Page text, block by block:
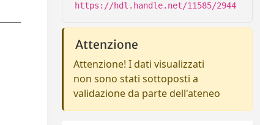
https://hdl.handle.net/11585/2944
Attenzione
Attenzione! I dati visualizzati
non sono stati sottoposti a
validazione da parte dell'ateneo